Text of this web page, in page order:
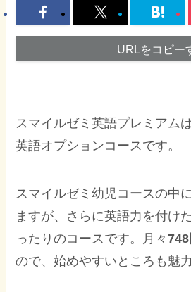
URLをコピー
スマイルゼミ英語プレミアム
英語オプションコースです。
スマイルゼミ幼児コースの中
ますが、さらに英語力を付け
ったりのコースです。月々
ので、始めやすいところも魅力